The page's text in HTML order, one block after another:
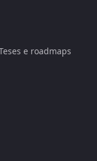
e roadmaps